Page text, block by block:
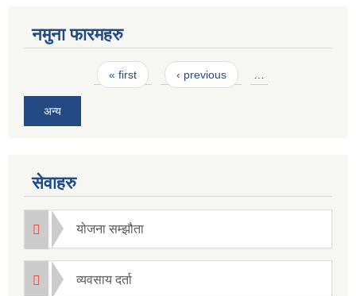
नमुना फारमहरु
« first ‹ previous
अन्य
सेवाहरु
योजना सम्झौता
व्यवसाय दर्ता